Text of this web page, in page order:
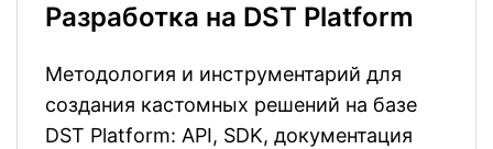
Разработка на DST Platform
Методология и инструментарий для
создания кастомных решений на базе
DST Platform: API, SDK, документация